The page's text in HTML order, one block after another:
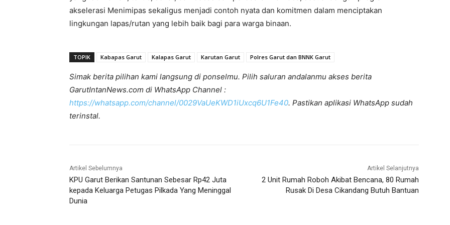
akselerasi Menimipas sekaligus menjadi contoh nyata dan komitmen dalam menciptakan
lingkungan lapas/rutan yang lebih baik bagi para warga binaan.
TOPIK Kabapas Garut Kalapas Garut Karutan Garut Polres Garut dan BNNK Garut
Simak berita pilihan kami langsung di ponselmu. Pilih saluran andalanmu akses berita
GarutIntanNews.com di WhatsApp Channel :
https://whatsapp.com/channel/0029VaUeKWD1iUxcq6U1Fe40. Pastikan aplikasi WhatsApp sudah
terinstal.
Artikel Sebelumnya
KPU Garut Berikan Santunan Sebesar Rp42 Juta
kepada Keluarga Petugas Pilkada Yang Meninggal
Dunia
Artikel Selanjutnya
2 Unit Rumah Roboh Akibat Bencana, 80 Rumah
Rusak Di Desa Cikandang Butuh Bantuan